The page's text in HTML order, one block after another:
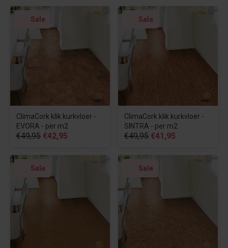
Sale
ClimaCork klik kurkvloer -
EVORA - per m2
€49,95 €42,95
Sale
ClimaCork klik kurkvloer -
SINTRA - per m2
€49,95 €41,95
Sale Sale